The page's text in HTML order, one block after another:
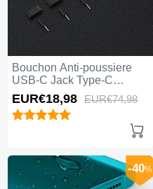
Bouchon Anti-poussiere
USB-C Jack Type-C
Universel 5PCS H02 pour
Apple iPhone 15 Plus Noir
EUR€18,98 EUR€74,98
-40%